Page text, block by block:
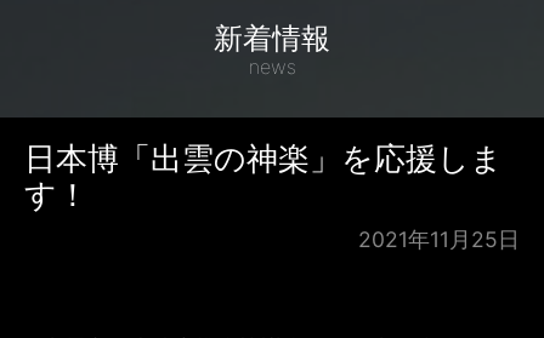
新着情報
news
日本博「出雲の神楽」を応援しま
す！
2021年11月25日